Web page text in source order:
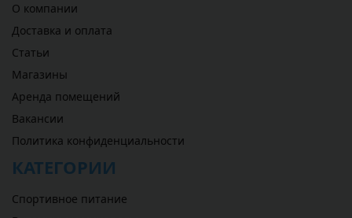
О компании
Доставка и оплата
Статьи
Магазины
Аренда помещений
Вакансии
Политика конфиденциальности
КАТЕГОРИИ
Спортивное питание